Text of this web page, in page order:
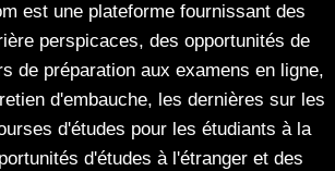
est une plateforme fournissant des
perspicaces, des opportunités de
de préparation aux examens en ligne,
d'embauche, les dernières sur les
d'études pour les étudiants à la
d'études à l'étranger et des